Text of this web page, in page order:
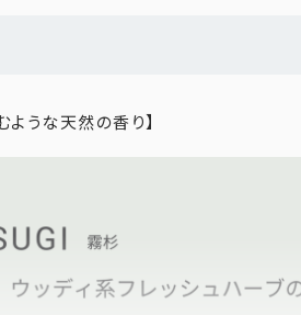
加水分解ケラチン*³が
うな天然の香り】